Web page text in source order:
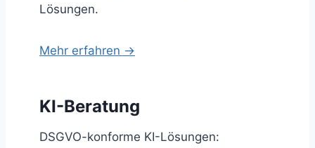
Lösungen.
Mehr erfahren →
KI-Beratung
DSGVO-konforme KI-Lösungen: